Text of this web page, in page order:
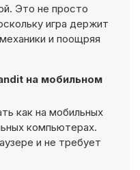
Это не просто
игра держит
и поощряя
на мобильном
как на мобильных
компьютерах.
и не требует